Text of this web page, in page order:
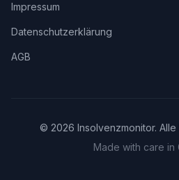
Impressum
Datenschutzerklärung
AGB
© 2026 Insolvenzmonitor.
Made with care in